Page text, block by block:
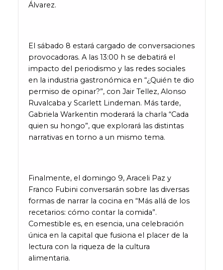
Álvarez.
El sábado 8 estará cargado de conversaciones
provocadoras. A las 13:00 h se debatirá el
impacto del periodismo y las redes sociales
en la industria gastronómica en “¿Quién te dio
permiso de opinar?”, con Jair Tellez, Alonso
Ruvalcaba y Scarlett Lindeman. Más tarde,
Gabriela Warkentin moderará la charla “Cada
quien su hongo”, que explorará las distintas
narrativas en torno a un mismo tema.
Finalmente, el domingo 9, Araceli Paz y
Franco Fubini conversarán sobre las diversas
formas de narrar la cocina en “Más allá de los
recetarios: cómo contar la comida”.
Comestible es, en esencia, una celebración
única en la capital que fusiona el placer de la
lectura con la riqueza de la cultura
alimentaria.